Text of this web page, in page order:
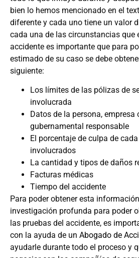
bien lo hemos mencionado en el
diferente y cada uno tiene un valor
cada una de las circunstancias que
accidente es importante que para
estimado de su caso se debe
siguiente:
Los límites de las pólizas de
involucrada
Datos de la persona, empresa
gubernamental responsable
El porcentaje de culpa de
involucrados
La cantidad y tipos de daños
Facturas médicas
Tiempo del accidente
Para poder obtener esta
investigación profunda para poder
las pruebas del accidente, es
con la ayuda de un Abogado de
ayudarle durante todo el proceso y